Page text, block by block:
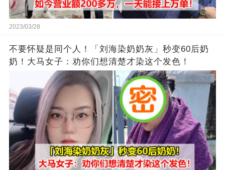
2023/03/28
不要怀疑是同个人！「刘海染奶奶灰」秒变60后奶
奶！大马女子：劝你们想清楚才染这个发色！